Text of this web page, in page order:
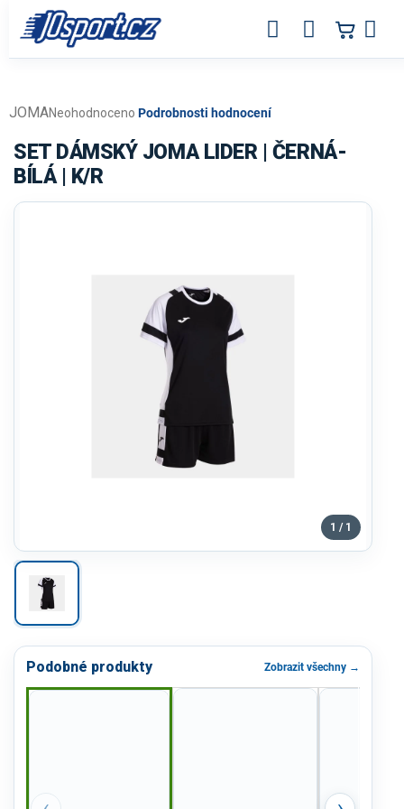
obsah
Průměrné
produktu
je
0,0
Neohodnoceno Podrobnosti hodnocení
JOMA
SET DÁMSKÝ JOMA LIDER | ČERNÁ-
BÍLÁ | K/R
1 / 1
Podobné produkty Zobrazit všechny →